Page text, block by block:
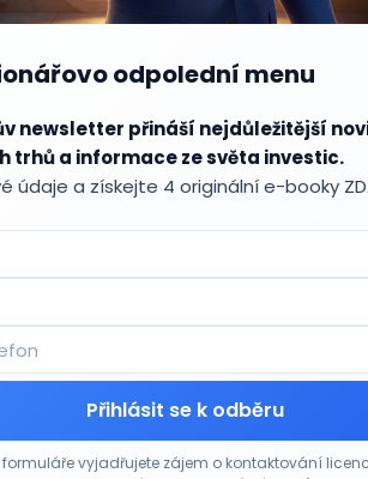
odpolední menu
newsletter přináší nejdůležitější
trhů a informace ze světa investic.
údaje a získejte 4 originální e-booky
Přihlásit se k odběru
vyjadřujete zájem o kontaktování
příležitosti
na obrovský trh samořiditelných